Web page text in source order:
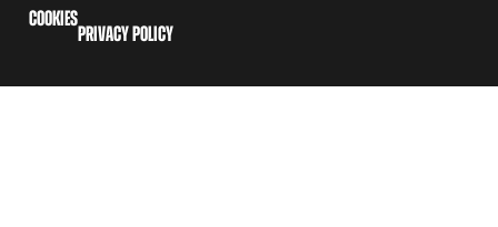
COOKIES
PRIVACY POLICY